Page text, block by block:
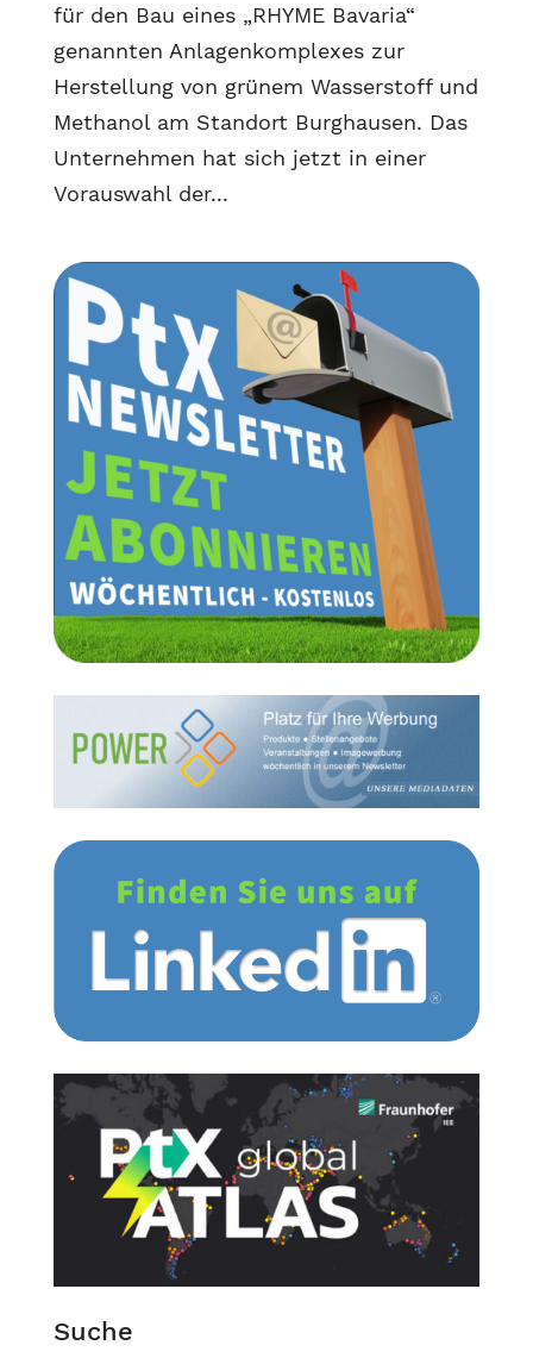
für den Bau eines „RHYME Bavaria“
genannten Anlagenkomplexes zur
Herstellung von grünem Wasserstoff und
Methanol am Standort Burghausen. Das
Unternehmen hat sich jetzt in einer
Vorauswahl der...
Suche